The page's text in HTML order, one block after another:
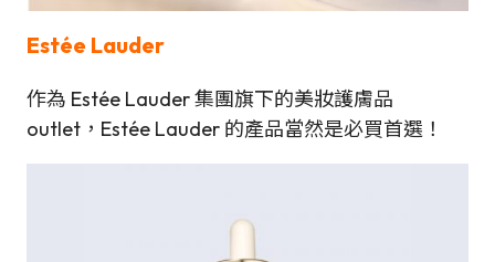
Estée Lauder
作為 Estée Lauder 集團旗下的美妝護膚品
outlet，Estée Lauder 的產品當然是必買首選！